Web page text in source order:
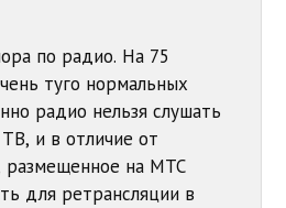
по радио. На 75
туго нормальных
радио нельзя слушать
и в отличие от
размещенное на МТС
для ретрансляции в